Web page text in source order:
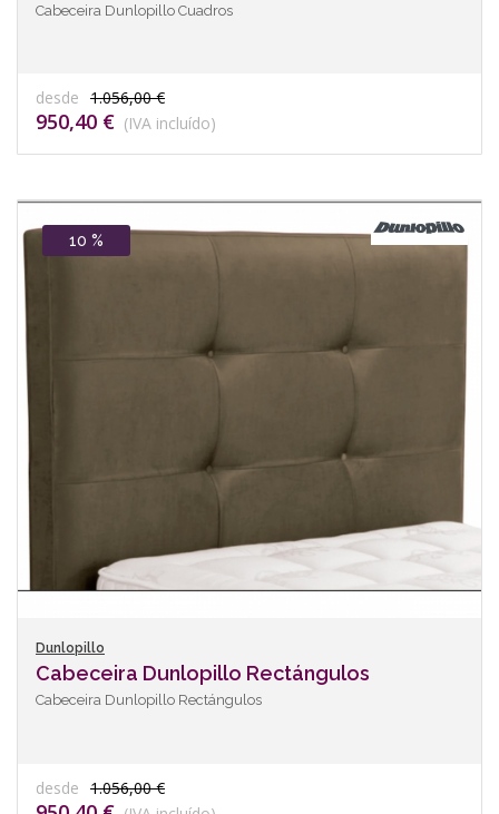
Cabeceira Dunlopillo Cuadros
desde 1.056,00 €
950,40 € (IVA incluído)
10 %
Dunlopillo
Cabeceira Dunlopillo Rectángulos
Cabeceira Dunlopillo Rectángulos
desde 1.056,00 €